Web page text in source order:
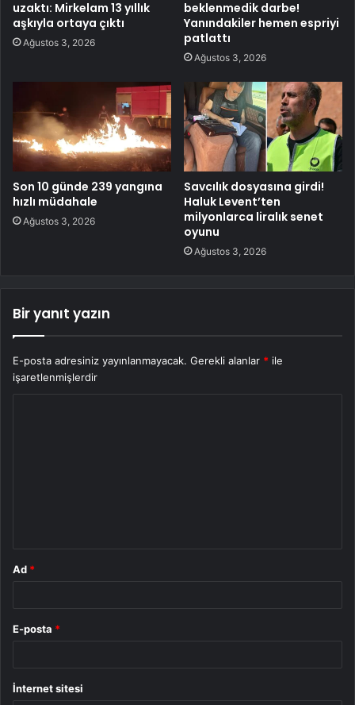
uzaktı: Mirkelam 13 yıllık
aşkıyla ortaya çıktı
Ağustos 3, 2026
beklenmedik darbe!
Yanındakiler hemen espriyi
patlattı
Ağustos 3, 2026
Son 10 günde 239 yangına
hızlı müdahale
Ağustos 3, 2026
Savcılık dosyasına girdi!
Haluk Levent’ten
milyonlarca liralık senet
oyunu
Ağustos 3, 2026
Bir yanıt yazın
E-posta adresiniz yayınlanmayacak. Gerekli alanlar * ile
işaretlenmişlerdir
Ad *
E-posta *
İnternet sitesi